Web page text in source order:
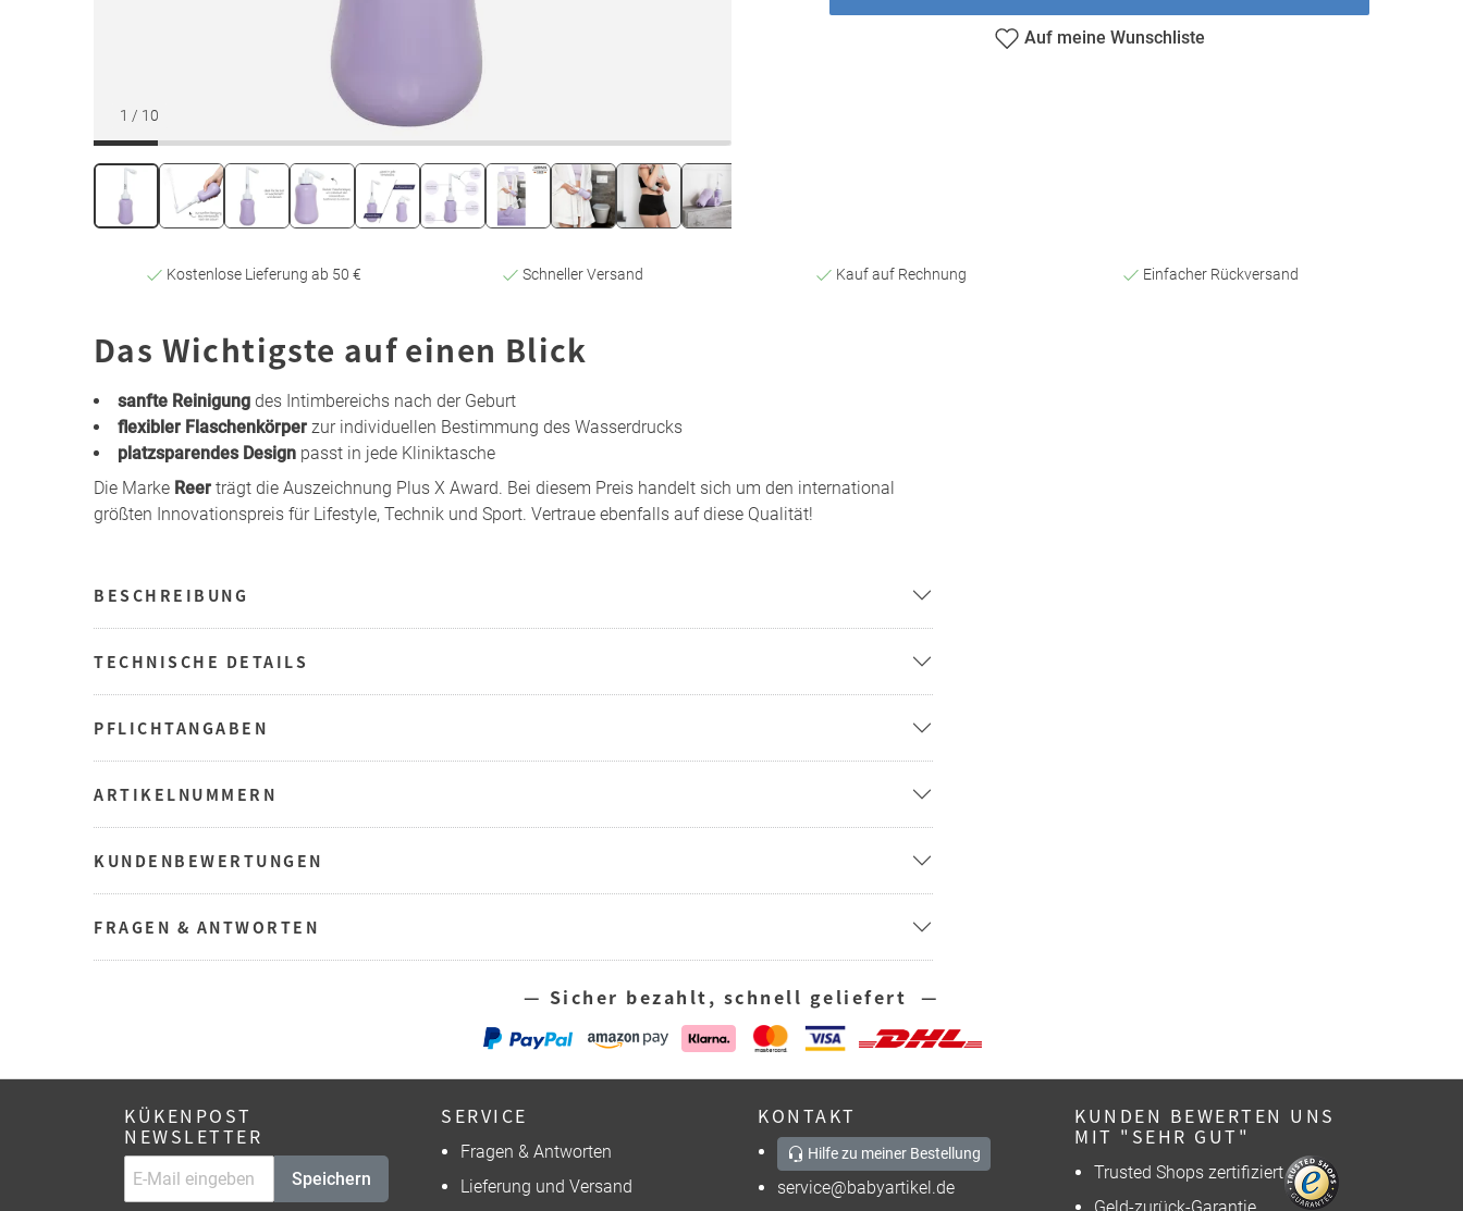
1 / 10
Auf meine Wunschliste
Kostenlose Lieferung ab 50 € Schneller Versand Kauf auf Rechnung Einfacher Rückversand
Das Wichtigste auf einen Blick
sanfte Reinigung des Intimbereichs nach der Geburt
flexibler Flaschenkörper zur individuellen Bestimmung des Wasserdrucks
platzsparendes Design passt in jede Kliniktasche
Die Marke Reer trägt die Auszeichnung Plus X Award. Bei diesem Preis handelt sich um den international
größten Innovationspreis für Lifestyle, Technik und Sport. Vertraue ebenfalls auf diese Qualität!
BESCHREIBUNG
TECHNISCHE DETAILS
PFLICHTANGABEN
ARTIKELNUMMERN
KUNDENBEWERTUNGEN
FRAGEN & ANTWORTEN
— Sicher bezahlt, schnell geliefert —
KÜKENPOST
NEWSLETTER
Speichern
SERVICE
Fragen & Antworten
Lieferung und Versand
KONTAKT
Hilfe zu meiner Bestellung
service@babyartikel.de
KUNDEN BEWERTEN UNS
MIT "SEHR GUT"
Trusted Shops zertifiziert